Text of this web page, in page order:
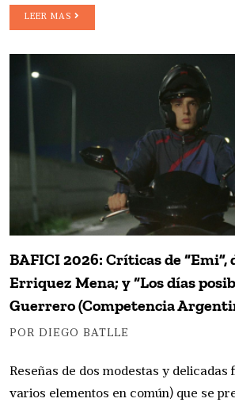
LEER MAS
BAFICI 2026: Críticas de “Emi”,
Erriquez Mena; y “Los días
Guerrero (Competencia
POR DIEGO BATLLE
Reseñas de dos modestas y delicadas
varios elementos en común) que se